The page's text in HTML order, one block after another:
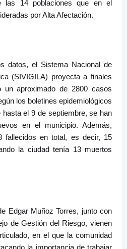
las 14 poblaciones que en el
por Alta Afectación.
datos, el Sistema Nacional de
(SIVIGILA) proyecta a finales
un aproximado de 2800 casos
los boletines epidemiológicos
el 9 de septiembre, se han
en el municipio. Además,
fallecidos en total, es decir, 15
la ciudad tenía 13 muertos
Edgar Muñoz Torres, junto con
de Gestión del Riesgo, vienen
en el que la comunidad